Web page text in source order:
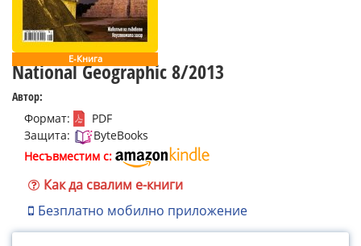
Е-Книга
National Geographic 8/2013
Автор:
Формат:
PDF
Защита:
ByteBooks
Несъвместим с:
Как да свалим е-книги
Безплатно мобилно приложение